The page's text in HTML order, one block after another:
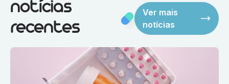
notícias
recentes
Ver mais
notícias